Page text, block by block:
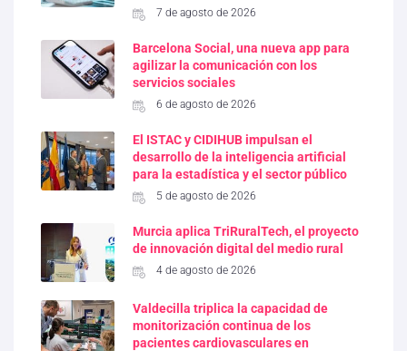
7 de agosto de 2026
Barcelona Social, una nueva app para
agilizar la comunicación con los
servicios sociales
6 de agosto de 2026
El ISTAC y CIDIHUB impulsan el
desarrollo de la inteligencia artificial
para la estadística y el sector público
5 de agosto de 2026
Murcia aplica TriRuralTech, el proyecto
de innovación digital del medio rural
4 de agosto de 2026
Valdecilla triplica la capacidad de
monitorización continua de los
pacientes cardiovasculares en